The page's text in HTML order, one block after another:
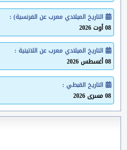
التاريخ الميلادي معرب عن الفرنسية) :
08 أوت 2026
التاريخ الميلادي معرب عن اللاتينية :
08 أغسطس 2026
التاريخ القبطي :
08 مسرى 2026